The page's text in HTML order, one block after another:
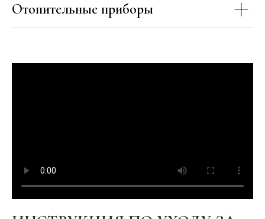
Отопительные приборы